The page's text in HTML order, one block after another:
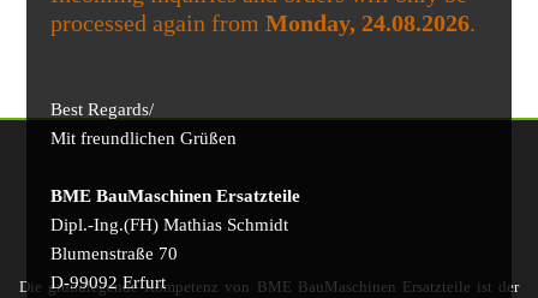
processed again fromMonday, 24.08.2026.
Best Regards/
Mit freundlichen Grüßen
BME BauMaschinen Ersatzteile
Dipl.-Ing.(FH) Mathias Schmidt
Blumenstraße 70
D-99092 Erfurt
Die grundlegende Kompetenz von BME BauMaschinen Ersatzteile ist der